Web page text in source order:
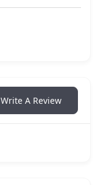
Write A Review